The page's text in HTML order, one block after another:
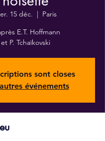
15 déc.
  |
Paris
E.T. Hoffmann
et P. Tchaïkovski
sont closes
événements